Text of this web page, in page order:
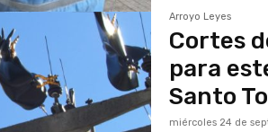
Arroyo Leyes
Cortes
para
Santo
miércoles 24 de